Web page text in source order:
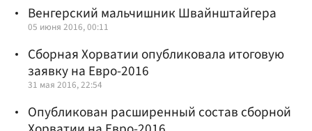
Венгерский мальчишник Швайнштайгера
05 июня 2016, 00:11
Сборная Хорватии опубликовала итоговую
заявку на Евро-2016
31 мая 2016, 22:54
Опубликован расширенный состав сборной